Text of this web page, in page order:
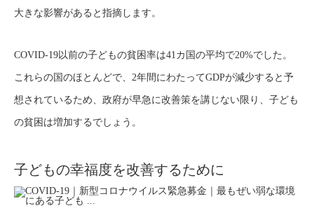
大きな影響があると指摘します。
COVID-19以前の子どもの貧困率は41カ国の平均で20%でした。
これらの国のほとんどで、2年間にわたってGDPが減少すると予
想されているため、政府が早急に改善策を講じない限り、子ども
の貧困は増加するでしょう。
子どもの幸福度を改善するために